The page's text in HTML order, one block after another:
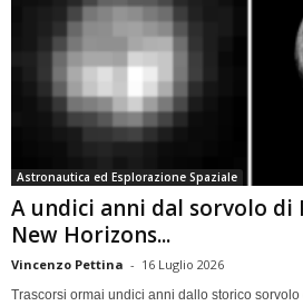
Astronautica ed Esplorazione Spaziale
A undici anni dal sorvolo di
New Horizons...
Vincenzo Pettina - 16 Luglio 2026
Trascorsi ormai undici anni dallo storico